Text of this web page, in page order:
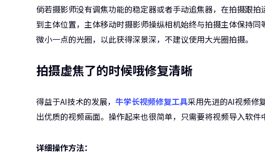
倘若摄影师没有调焦功能的稳定器或者手动追焦器，在拍摄跟
到主体位置，主体移动时摄影师操纵相机始终与拍摄主体保持
微小一点的光圈，以此获得深景深，不建议使用大光圈拍摄。
拍摄虚焦了的时候哦修复清晰
得益于AI技术的发展， 牛学长视频修复工具采用先进的AI视频修
出优质的视频画面。操作起来也很简单，只需要将视频导入软件
详细操作方法：